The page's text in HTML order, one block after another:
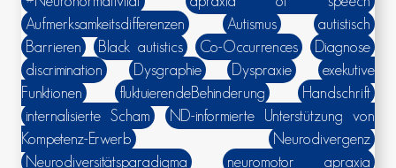
Aufmerksamkeitsdifferenzen
Autismus
autistisch
Barrieren
Black autistics Co-Occurrences
Diagnose
discrimination
Dysgraphie Dyspraxie
exekutive
Funktionen
fluktuierendeBehinderung
Handschrift
internalisierte Scham
ND-informierte Unterstützung von
Kompetenz-Erwerb
Neurodivergenz
Neurodiversitätsparadigma
neuromotor apraxia